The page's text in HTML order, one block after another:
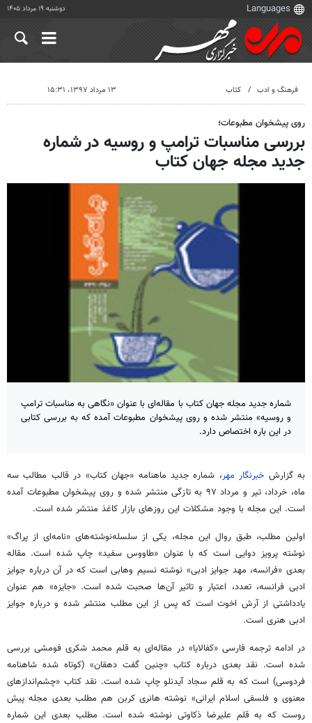
دوشنبه ۱۹ مرداد ۱۴۰۵
فرهنگ و ادب کتاب ۱۳ مرداد ۱۳۹۷، ۱۵:۳۱
روی پیشخوان مطبوعات؛
بررسی مناسبات ترامپ و روسیه در شماره
جدید مجله جهان کتاب
شماره جدید مجله جهان کتاب با مقاله‌ای با عنوان «نگاهی به مناسبات ترامپ
و روسیه» منتشر شده و روی پیشخوان مطبوعات آمده که به بررسی کتابی
در این باره اختصاص دارد.
به گزارش خبرنگار مهر، شماره جدید ماهنامه «جهان کتاب» در قالب مطالب سه
ماه، خرداد، تیر و مرداد ۹۷ به تازگی منتشر شده و روی پیشخوان مطبوعات آمده
است. این مجله با وجود مشکلات این روزهای بازار کاغذ منتشر شده است.
اولین مطلب، طبق روال این مجله، یکی از سلسله‌نوشته‌های «نامه‌ای از پراگ»
نوشته پرویز دوایی است که با عنوان «طاووس سفید» چاپ شده است. مقاله
بعدی «فرانسه، مهد جوایز ادبی» نوشته نسیم وهابی است که در آن درباره جوایز
ادبی فرانسه، تعدد، اعتبار و تاثیر آن‌ها صحبت شده است. «جایزه» هم عنوان
یادداشتی از آرش اخوت است که پس از این مطلب منتشر شده و درباره جوایز
ادبی هنری است.
در ادامه ترجمه فارسی «کفالایا» در مقاله‌ای به قلم محمد شکری فومشی بررسی
شده است. نقد بعدی درباره کتاب «چنین گفت دهقان» (کوتاه شده شاهنامه
فردوسی) است که به قلم سجاد آیدنلو چاپ شده است. نقد کتاب «چشم‌اندازهای
معنوی و فلسفی اسلام ایرانی» نوشته هانری کربن هم مطلب بعدی مجله پیش
روست که به قلم علیرضا ذکاوتی نوشته شده است. مطلب بعدی این شماره